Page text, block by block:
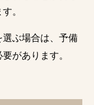
。
ぶ場合は、予備
があります。